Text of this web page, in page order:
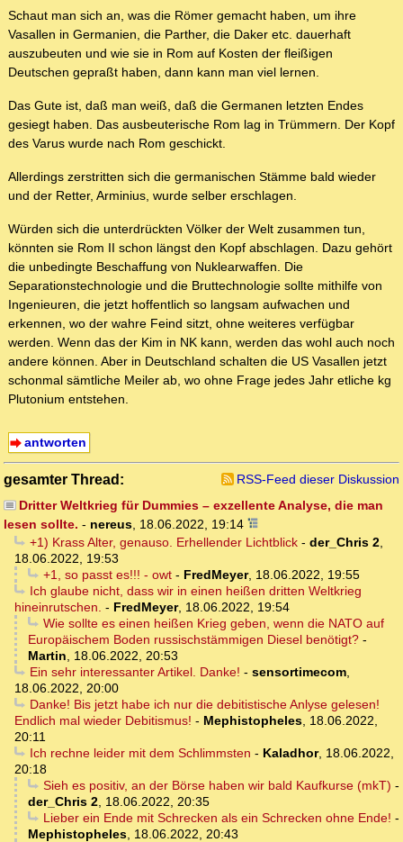
Schaut man sich an, was die Römer gemacht haben, um ihre
Vasallen in Germanien, die Parther, die Daker etc. dauerhaft
auszubeuten und wie sie in Rom auf Kosten der fleißigen
Deutschen gepraßt haben, dann kann man viel lernen.
Das Gute ist, daß man weiß, daß die Germanen letzten Endes
gesiegt haben. Das ausbeuterische Rom lag in Trümmern. Der Kopf
des Varus wurde nach Rom geschickt.
Allerdings zerstritten sich die germanischen Stämme bald wieder
und der Retter, Arminius, wurde selber erschlagen.
Würden sich die unterdrückten Völker der Welt zusammen tun,
könnten sie Rom II schon längst den Kopf abschlagen. Dazu gehört
die unbedingte Beschaffung von Nuklearwaffen. Die
Separationstechnologie und die Bruttechnologie sollte mithilfe von
Ingenieuren, die jetzt hoffentlich so langsam aufwachen und
erkennen, wo der wahre Feind sitzt, ohne weiteres verfügbar
werden. Wenn das der Kim in NK kann, werden das wohl auch noch
andere können. Aber in Deutschland schalten die US Vasallen jetzt
schonmal sämtliche Meiler ab, wo ohne Frage jedes Jahr etliche kg
Plutonium entstehen.
antworten
gesamter Thread:
RSS-Feed dieser Diskussion
Dritter Weltkrieg für Dummies – exzellente Analyse, die man
lesen sollte. - nereus, 18.06.2022, 19:14
+1) Krass Alter, genauso. Erhellender Lichtblick- der_Chris 2,
18.06.2022, 19:53
+1, so passt es!!! - owt- FredMeyer, 18.06.2022, 19:55
Ich glaube nicht, dass wir in einen heißen dritten Weltkrieg
hineinrutschen. - FredMeyer, 18.06.2022, 19:54
Wie sollte es einen heißen Krieg geben, wenn die NATO auf
Europäischem Boden russischstämmigen Diesel benötigt? -
Martin, 18.06.2022, 20:53
Ein sehr interessanter Artikel. Danke! - sensortimecom,
18.06.2022, 20:00
Danke! Bis jetzt habe ich nur die debitistische Anlyse gelesen!
Endlich mal wieder Debitismus! - Mephistopheles, 18.06.2022,
20:11
Ich rechne leider mit dem Schlimmsten - Kaladhor, 18.06.2022,
20:18
Sieh es positiv, an der Börse haben wir bald Kaufkurse (mkT) -
der_Chris 2, 18.06.2022, 20:35
Lieber ein Ende mit Schrecken als ein Schrecken ohne Ende! -
Mephistopheles, 18.06.2022, 20:43